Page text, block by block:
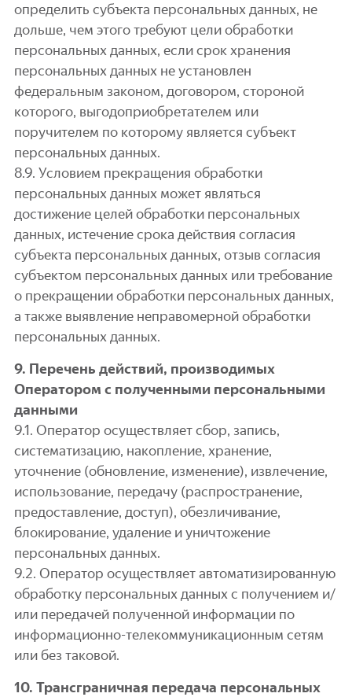
определить субъекта персональных данных, не
дольше, чем этого требуют цели обработки
персональных данных, если срок хранения
персональных данных не установлен
федеральным законом, договором, стороной
которого, выгодоприобретателем или
поручителем по которому является субъект
персональных данных.
8.9. Условием прекращения обработки
персональных данных может являться
достижение целей обработки персональных
данных, истечение срока действия согласия
субъекта персональных данных, отзыв согласия
субъектом персональных данных или требование
о прекращении обработки персональных данных,
а также выявление неправомерной обработки
персональных данных.
9. Перечень действий, производимых
Оператором с полученными персональными
данными
9.1. Оператор осуществляет сбор, запись,
систематизацию, накопление, хранение,
уточнение (обновление, изменение), извлечение,
использование, передачу (распространение,
предоставление, доступ), обезличивание,
блокирование, удаление и уничтожение
персональных данных.
9.2. Оператор осуществляет автоматизированную
обработку персональных данных с получением и/
или передачей полученной информации по
информационно-телекоммуникационным сетям
или без таковой.
10. Трансграничная передача персональных